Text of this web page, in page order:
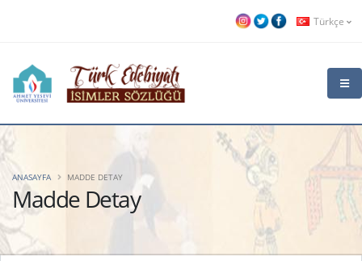
Türkçe
Madde Detay
ANASAYFA MADDE DETAY